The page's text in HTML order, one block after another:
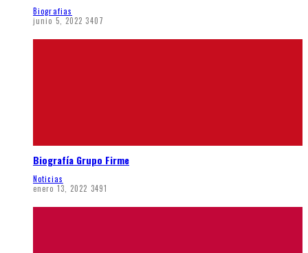
Biografias
junio 5, 2022 3407
Biografía Grupo Firme
Noticias
enero 13, 2022 3491